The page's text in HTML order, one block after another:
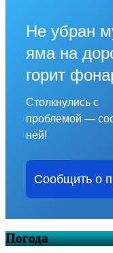
Не убран
яма на
горит
Столкнулись с
проблемой —
ней!
Сообщить о
Погода